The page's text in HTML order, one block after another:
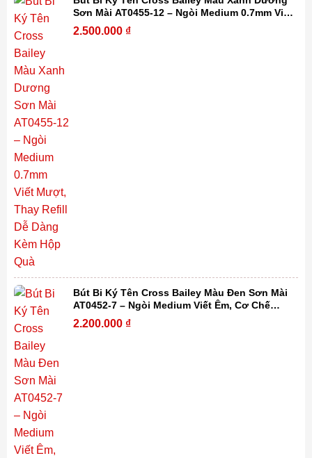
Sơn Mài AT0455-12 – Ngòi Medium 0.7mm Viết
Mượt, Thay Refill Dễ Dàng Kèm Hộp Quà
2.500.000 ₫
Bút Bi Ký Tên Cross Bailey Màu Đen Sơn Mài
AT0452-7 – Ngòi Medium Viết Êm, Cơ Chế
Xoay Tiện Lợi, Thay Refill Dễ Dàng Kèm Hộp
2.200.000 ₫